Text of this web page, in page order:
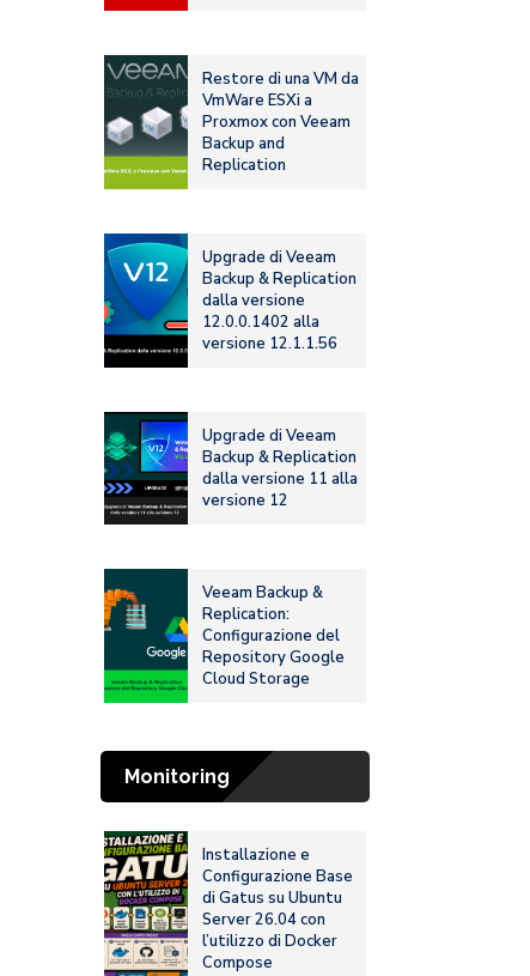
Restore di una VM da
VmWare ESXi a
Proxmox con Veeam
Backup and
Replication
Upgrade di Veeam
Backup & Replication
dalla versione
12.0.0.1402 alla
versione 12.1.1.56
Upgrade di Veeam
Backup & Replication
dalla versione 11 alla
versione 12
Veeam Backup &
Replication:
Configurazione del
Repository Google
Cloud Storage
Monitoring
Installazione e
Configurazione Base
di Gatus su Ubuntu
Server 26.04 con
l’utilizzo di Docker
Compose